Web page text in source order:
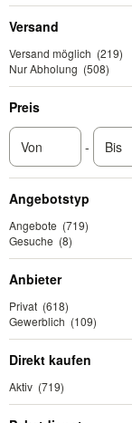
Versand
Versand möglich (219)
Nur Abholung (508)
Preis
-
Angebotstyp
Angebote (719)
Gesuche (8)
Anbieter
Privat (618)
Gewerblich (109)
Direkt kaufen
Aktiv (719)